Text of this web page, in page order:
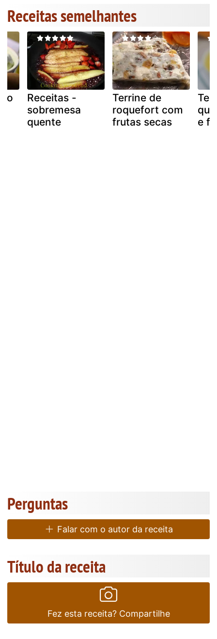
Receitas semelhantes
Receitas -
sobremesa
quente
Terrine de
roquefort com
frutas secas
e
Perguntas
Falar com o autor da receita
Título da receita
Fez esta receita? Compartilhe